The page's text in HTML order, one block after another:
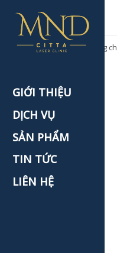
content
Trang
GIỚI THIỆU
DỊCH VỤ
SẢN PHẨM
TIN TỨC
LIÊN HỆ